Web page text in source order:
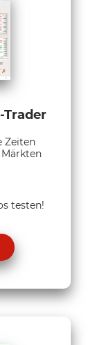
Trader
Zeiten
testen!